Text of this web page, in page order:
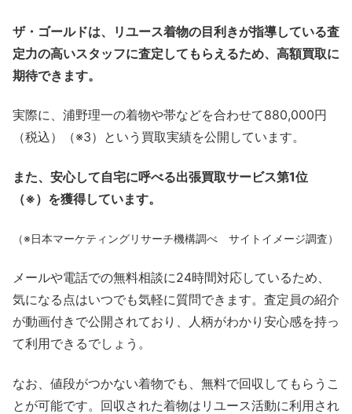
ザ・ゴールドは、リユース着物の目利きが指導している査
定力の高いスタッフに査定してもらえるため、高額買取に
期待できます。
実際に、浦野理一の着物や帯などを合わせて880,000円
（税込）（※3）という買取実績を公開しています。
また、安心して自宅に呼べる出張買取サービス第1位
（※）を獲得しています。
（※日本マーケティングリサーチ機構調べ サイトイメージ調査）
メールや電話での無料相談に24時間対応しているため、
気になる点はいつでも気軽に質問できます。査定員の紹介
が動画付きで公開されており、人柄がわかり安心感を持っ
て利用できるでしょう。
なお、値段がつかない着物でも、無料で回収してもらうこ
とが可能です。回収された着物はリユース活動に利用され